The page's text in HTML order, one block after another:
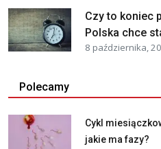
Czy to koniec
Polska chce
8 października,
Polecamy
Cykl
jakie ma fazy?